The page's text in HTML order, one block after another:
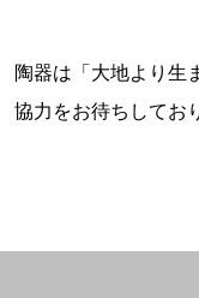
陶器は「大地より生
協力をお待ちしてお